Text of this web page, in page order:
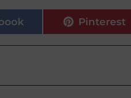
Pinterest